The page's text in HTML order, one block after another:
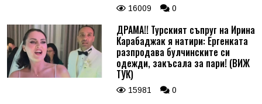
16009 0
ДРАМА!! Турският съпруг на Ирина
Карабаджак я натири: Ергенката
разпродава булчинските си
одежди, закъсала за пари! (ВИЖ
ТУК)
15981 0